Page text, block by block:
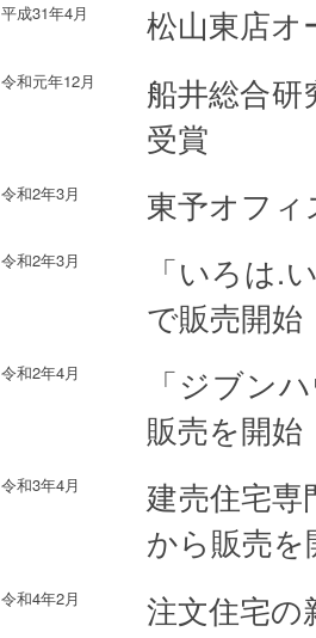
平成31年4月 松山東店オ
令和元年12月
船井総合
受賞
令和2年3月 東予オフ
令和2年3月
「いろは.
で販売開始
令和2年4月
「ジブン
販売を開始
令和3年4月
建売住宅
から販売を
令和4年2月 注文住宅の